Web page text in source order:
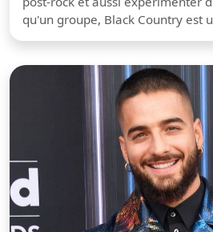
qu'un groupe, Black Country est